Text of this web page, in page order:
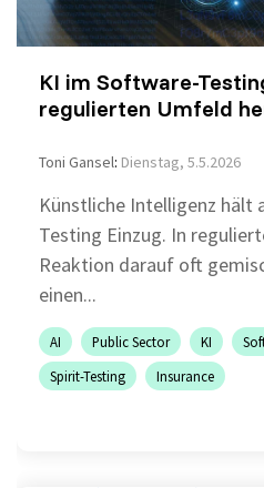
KI im Software-
regulierten Umfeld
Toni Gansel: Dienstag, 5.5.2026
Künstliche Intelligenz hält
Testing Einzug. In
Reaktion darauf oft
einen...
AI Public Sector KI
Spirit-Testing
Insurance